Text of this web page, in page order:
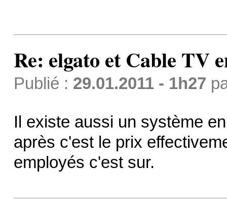
Re: elgato et Cable TV
Publié : 29.01.2011 - 1h27
Il existe aussi un système
après c'est le prix
employés c'est sur.